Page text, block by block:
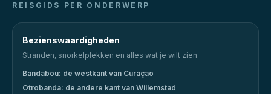
REISGIDS PER ONDERWERP
Bezienswaardigheden
Stranden, snorkelplekken en alles wat je wilt zien
Bandabou: de westkant van Curaçao
Otrobanda: de andere kant van Willemstad